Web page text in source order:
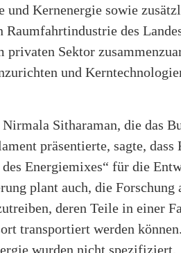
und Kernenergie sowie
Raumfahrtindustrie des
privaten Sektor
und
Sitharaman, die das
präsentierte, sagte, dass
des Energiemixes“ für die
plant auch, die Forschung
deren Teile in einer
transportiert werden
wurden nicht spezifiziert.